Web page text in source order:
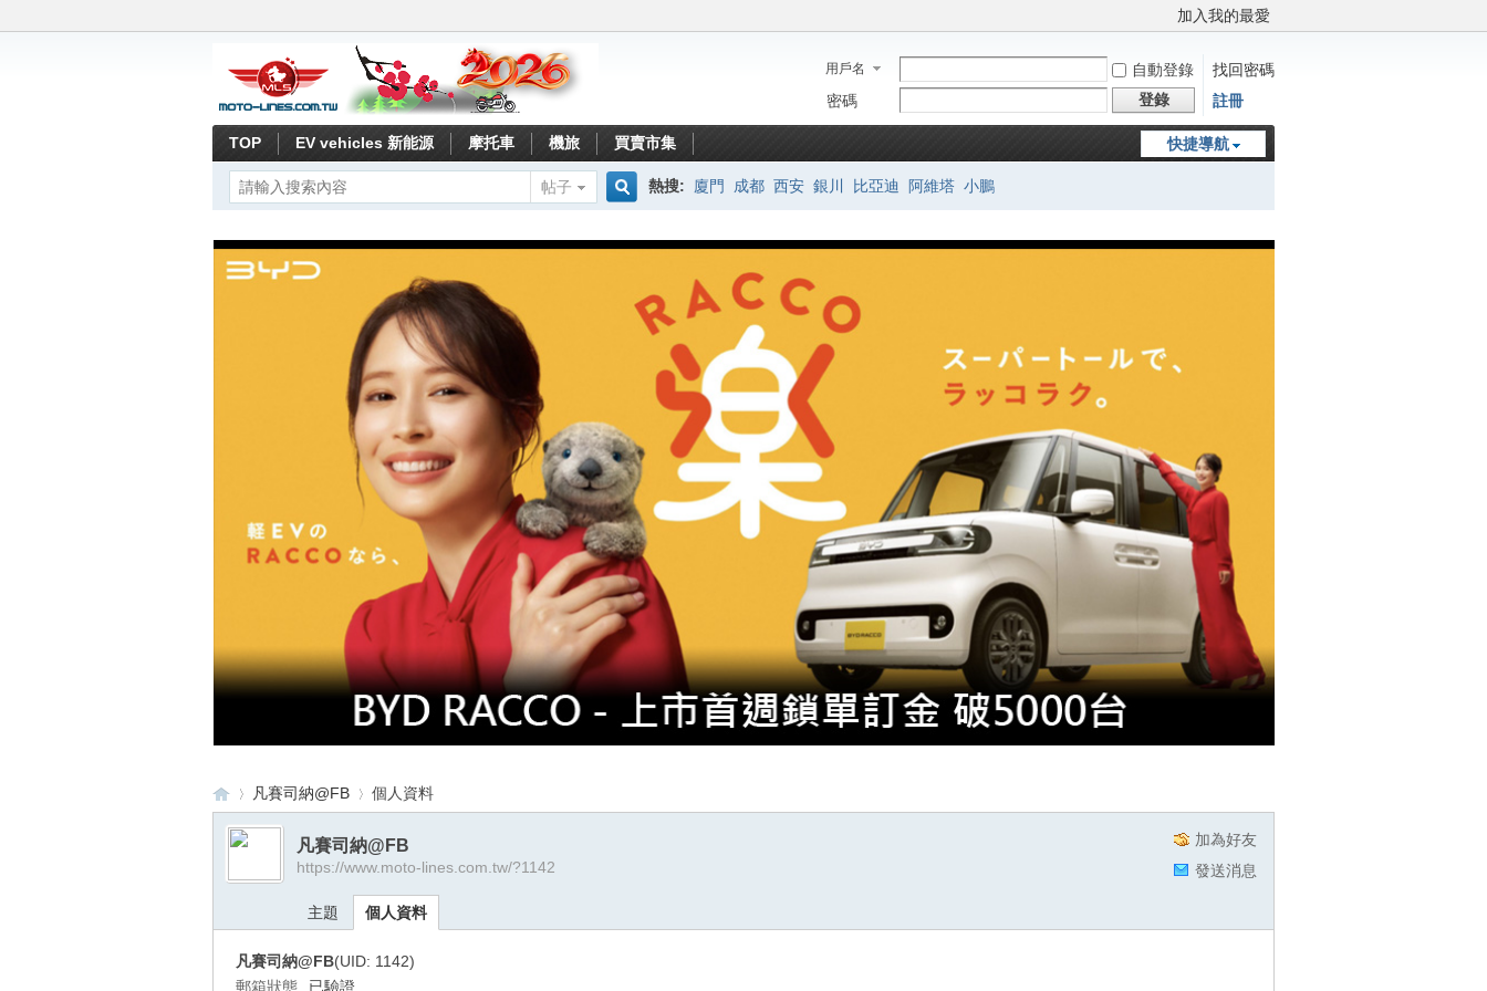
加入我的最愛
用戶名 自動登錄
找回密碼
密碼
登錄 註冊
快捷導航
TOP EV vehicles 新能源 摩托車 機旅 買賣市集
帖子
熱搜: 廈門 成都 西安 銀川 比亞迪 阿維塔 小鵬
›
凡賽司納@FB 個人資料
加為好友
發送消息
凡賽司納@FB
https://www.moto-lines.com.tw/?1142
主題 個人資料
凡賽司納@FB(UID: 1142)
郵箱狀態
已驗證